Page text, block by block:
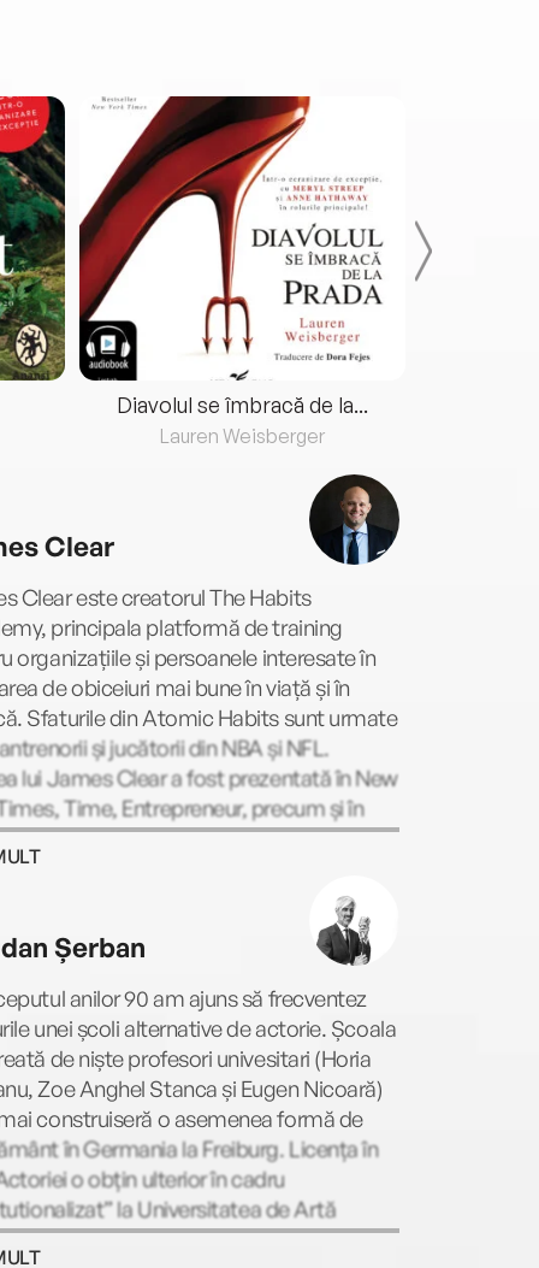
Diavolul se îmbracă de la...
Lauren Weisberger
Clear
Clear este creatorul The Habits
principala platformă de training
organizațiile și persoanele interesate în
de obiceiuri mai bune în viață și în
Sfaturile din Atomic Habits sunt urmate
și jucătorii din NBA și NFL.
lui James Clear a fost prezentată în New
Time, Entrepreneur, precum și în
CBS This Morning și este predată în
din toată lumea. Site-ul său,
are milioane de vizualizări în
lună și sute de mii de persoare se
la newsletter.
Șerban
anilor 90 am ajuns să frecventez
unei școli alternative de actorie. Școala
de niște profesori univesitari (Horia
Zoe Anghel Stanca și Eugen Nicoară)
construiseră o asemenea formă de
în Germania la Freiburg. Licența în
o obțin ulterior în cadru
la Universitatea de Artă
din Târgu-Mureș. Din 1995, în ecuația